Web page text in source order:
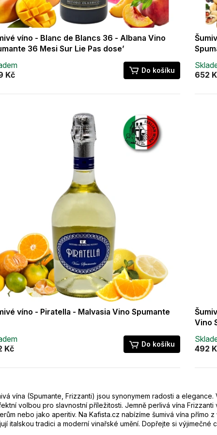
víno - Blanc de Blancs 36 - Albana Vino
36 Mesi Sur Lie Pas dose’
Kč
Do košíku
652
víno - Piratella - Malvasia Vino Spumante
Kč
Do košíku
Vino
492
l
á
d
a
vína (Spumante, Frizzanti) jsou synonymem radosti a
volbou pro slavnostní příležitosti. Jemně perlivá vína
nebo jako aperitiv. Na Kafista.cz nabízíme šumivá vína přímo
italskou tradici a moderní vinařské umění. Dopřejte si výjimečné